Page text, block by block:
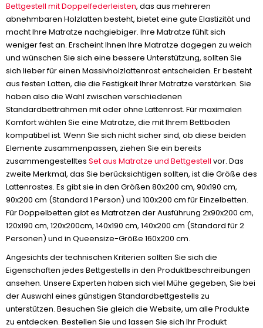
Bettgestell mit Doppelfederleisten, das aus mehreren
abnehmbaren Holzlatten besteht, bietet eine gute Elastizität und
macht Ihre Matratze nachgiebiger. Ihre Matratze fühlt sich
weniger fest an. Erscheint Ihnen Ihre Matratze dagegen zu weich
und wünschen Sie sich eine bessere Unterstützung, sollten Sie
sich lieber für einen Massivholzlattenrost entscheiden. Er besteht
aus festen Latten, die die Festigkeit Ihrer Matratze verstärken. Sie
haben also die Wahl zwischen verschiedenen
Standardbettrahmen mit oder ohne Lattenrost. Für maximalen
Komfort wählen Sie eine Matratze, die mit Ihrem Bettboden
kompatibel ist. Wenn Sie sich nicht sicher sind, ob diese beiden
Elemente zusammenpassen, ziehen Sie ein bereits
zusammengestelltes Set aus Matratze und Bettgestell vor. Das
zweite Merkmal, das Sie berücksichtigen sollten, ist die Größe des
Lattenrostes. Es gibt sie in den Größen 80x200 cm, 90x190 cm,
90x200 cm (Standard 1 Person) und 100x200 cm für Einzelbetten.
Für Doppelbetten gibt es Matratzen der Ausführung 2x90x200 cm,
120x190 cm, 120x200cm, 140x190 cm, 140x200 cm (Standard für 2
Personen) und in Queensize-Größe 160x200 cm.
Angesichts der technischen Kriterien sollten Sie sich die
Eigenschaften jedes Bettgestells in den Produktbeschreibungen
ansehen. Unsere Experten haben sich viel Mühe gegeben, Sie bei
der Auswahl eines günstigen Standardbettgestells zu
unterstützen. Besuchen Sie gleich die Website, um alle Produkte
zu entdecken. Bestellen Sie und lassen Sie sich Ihr Produkt